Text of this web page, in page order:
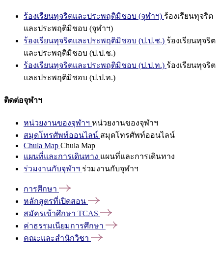
ร้องเรียนทุจริตและประพฤติมิชอบ (จุฬาฯ) ร้องเรียนทุจริต
และประพฤติมิชอบ (จุฬาฯ)
ร้องเรียนทุจริตและประพฤติมิชอบ (ป.ป.ช.) ร้องเรียนทุจริต
และประพฤติมิชอบ (ป.ป.ช.)
ร้องเรียนทุจริตและประพฤติมิชอบ (ป.ป.ท.) ร้องเรียนทุจริต
และประพฤติมิชอบ (ป.ป.ท.)
ติดต่อจุฬาฯ
หน่วยงานของจุฬาฯ หน่วยงานของจุฬาฯ
สมุดโทรศัพท์ออนไลน์ สมุดโทรศัพท์ออนไลน์
Chula Map Chula Map
แผนที่และการเดินทาง แผนที่และการเดินทาง
ร่วมงานกับจุฬาฯ ร่วมงานกับจุฬาฯ
การศึกษา
หลักสูตรที่เปิดสอน
สมัครเข้าศึกษา TCAS
ค่าธรรมเนียมการศึกษา
คณะและสำนักวิชา